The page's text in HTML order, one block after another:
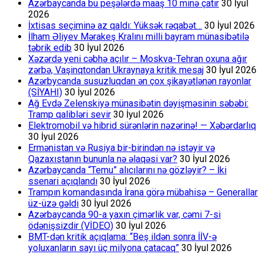
Azərbaycanda bu peşələrdə maaş 10 minə çatır 30 İyul
2026
İxtisas seçiminə az qaldı: Yüksək rəqabət… 30 İyul 2026
İlham Əliyev Mərakeş Kralını milli bayram münasibətilə
təbrik edib 30 İyul 2026
Xəzərdə yeni cəbhə açılır – Moskva-Tehran oxuna ağır
zərbə, Vaşinqtondan Ukraynaya kritik mesaj 30 İyul 2026
Azərbycanda susuzluqdan ən çox şikayətlənən rayonlar
(SİYAHI) 30 İyul 2026
Ağ Evdə Zelenskiyə münasibətin dəyişməsinin səbəbi:
Tramp qalibləri sevir 30 İyul 2026
Elektromobil və hibrid sürənlərin nəzərinə! — Xəbərdarlıq
30 İyul 2026
Ermənistan və Rusiya bir-birindən nə istəyir və
Qazaxıstanın bununla nə əlaqəsi var? 30 İyul 2026
Azərbaycanda “Temu” alıcılarını nə gözləyir? – İki
ssenari açıqlandı 30 İyul 2026
Trampın komandasında İrana görə mübahisə – Generallar
üz-üzə gəldi 30 İyul 2026
Azərbaycanda 90-a yaxın çimərlik var, cəmi 7-si
ödənişsizdir (VİDEO) 30 İyul 2026
BMT-dən kritik açıqlama: “Beş ildən sonra İİV-ə
yoluxanların sayı üç milyona çatacaq” 30 İyul 2026